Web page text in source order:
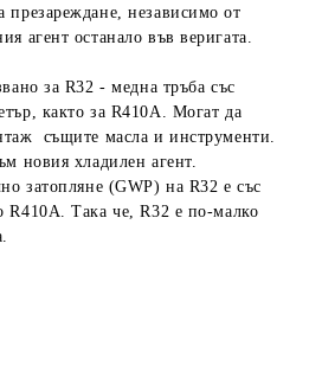
презареждане, независимо от
агент останало във веригата.
за R32 - медна тръба със
както за R410A. Могат да
същите масла и инструменти.
новия хладилен агент.
затопляне (GWP) на R32 е със
R410A. Така че, R32 е по-малко